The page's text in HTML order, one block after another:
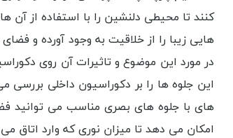
کنند تا محیطی دلنشین را با استفاده از آن
هایی زیبا را از خلاقیت به وجود آورده و
در مورد این موضوع و تاثیرات آن روی
این جلوه ها را بر دکوراسیون داخلی بررسی
های با جلوه های بصری مناسب می توانید
امکان می دهد تا میزان نوری که وارد اتاق